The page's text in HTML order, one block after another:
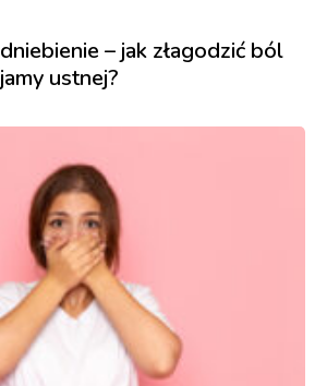
– jak złagodzić ból
ustnej?